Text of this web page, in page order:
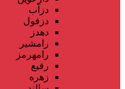
دزآب
دزفول
دهدز
رامشیر
رامهرمز
رفیع
زهره